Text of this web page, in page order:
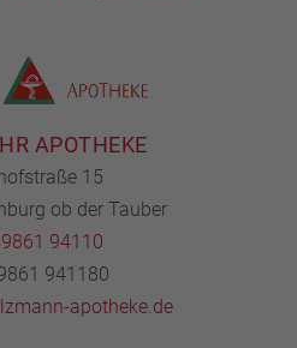
APOTHEKE
15
ob der Tauber
94110
941180
apotheke.de